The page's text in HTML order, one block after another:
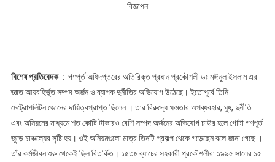
বিজ্ঞাপন
বিশেষ প্রতিবেদক : গণপূর্ত অধিদপ্তরের অতিরিক্ত প্রধান প্রকৌশলী ডঃ মঈনুল ইসলাম এর
জ্ঞাত আয়বহির্ভূত সম্পদ অর্জন ও ব্যাপক দুর্নীতির অভিযোগ উঠেছে। ইতোপূর্বে তিনি
মেট্রোপলিটন জোনের দায়িত্বপ্রাপ্ত ছিলেন । তার বিরুদ্ধে ক্ষমতার অপব্যবহার, ঘুষ, দুর্নীতি
এবং অনিয়মের মাধ্যমে শত কোটি টাকারও বেশি সম্পদ অর্জনের অভিযোগ চাউর হলে গোটা গণপূর্ত
জুড়ে চাঞ্চল্যের সৃষ্টি হয়। ওই অনিয়মগুলো মাত্র তিনটি প্রকল্প থেকে গড়েছেন বলে জানা গেছে ।
তাঁর কর্মজীবন শুরু থেকেই ছিল বিতর্কিত। ১৫তম ব্যাচের সহকারী প্রকৌশলীরা ১৯৯৫ সালের ১৫